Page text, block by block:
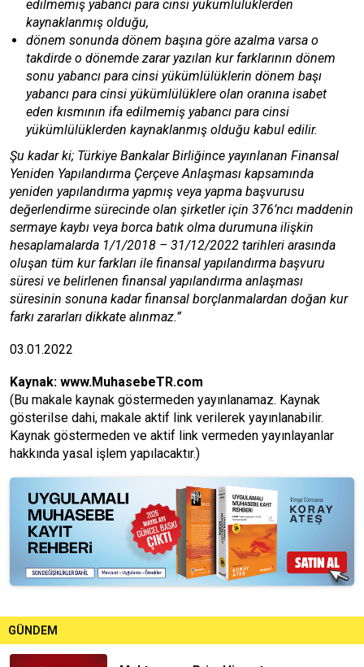
edilmemiş yabancı para cinsi yükümlülüklerden
kaynaklanmış olduğu,
dönem sonunda dönem başına göre azalma varsa o
takdirde o dönemde zarar yazılan kur farklarının dönem
sonu yabancı para cinsi yükümlülüklerin dönem başı
yabancı para cinsi yükümlülüklere olan oranına isabet
eden kısmının ifa edilmemiş yabancı para cinsi
yükümlülüklerden kaynaklanmış olduğu kabul edilir.
Şu kadar ki; Türkiye Bankalar Birliğince yayınlanan Finansal
Yeniden Yapılandırma Çerçeve Anlaşması kapsamında
yeniden yapılandırma yapmış veya yapma başvurusu
değerlendirme sürecinde olan şirketler için 376’ncı maddenin
sermaye kaybı veya borca batık olma durumuna ilişkin
hesaplamalarda 1/1/2018 – 31/12/2022 tarihleri arasında
oluşan tüm kur farkları ile finansal yapılandırma başvuru
süresi ve belirlenen finansal yapılandırma anlaşması
süresinin sonuna kadar finansal borçlanmalardan doğan kur
farkı zararları dikkate alınmaz.”
03.01.2022
Kaynak: www.MuhasebeTR.com
(Bu makale kaynak göstermeden yayınlanamaz. Kaynak
gösterilse dahi, makale aktif link verilerek yayınlanabilir.
Kaynak göstermeden ve aktif link vermeden yayınlayanlar
hakkında yasal işlem yapılacaktır.)
GÜNDEM